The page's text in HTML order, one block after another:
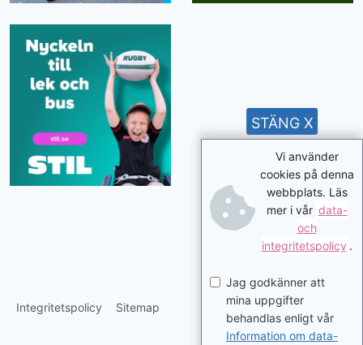
Integritetspolicy Sitemap
Vi använder
cookies på denna
webbplats. Läs
mer i vår data-
och
integritetspolicy .
Jag godkänner att
mina uppgifter
behandlas enligt vår
Information om data-
STÄNG X